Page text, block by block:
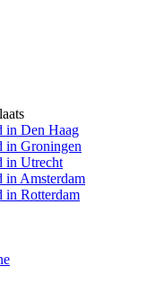
in Den Haag
in Groningen
in Utrecht
in Amsterdam
in Rotterdam